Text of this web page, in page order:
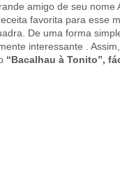
amigo de seu nome
favorita para esse
De uma forma
interessante .
“Bacalhau à Tonito”,